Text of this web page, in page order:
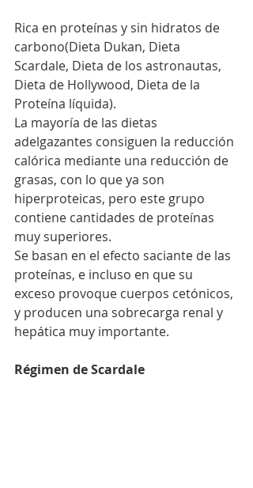
Rica en proteínas y sin hidratos de
carbono(Dieta Dukan, Dieta
Scardale, Dieta de los astronautas,
Dieta de Hollywood, Dieta de la
Proteína líquida).
La mayoría de las dietas
adelgazantes consiguen la reducción
calórica mediante una reducción de
grasas, con lo que ya son
hiperproteicas, pero este grupo
contiene cantidades de proteínas
muy superiores.
Se basan en el efecto saciante de las
proteínas, e incluso en que su
exceso provoque cuerpos cetónicos,
y producen una sobrecarga renal y
hepática muy importante.
Régimen de Scardale